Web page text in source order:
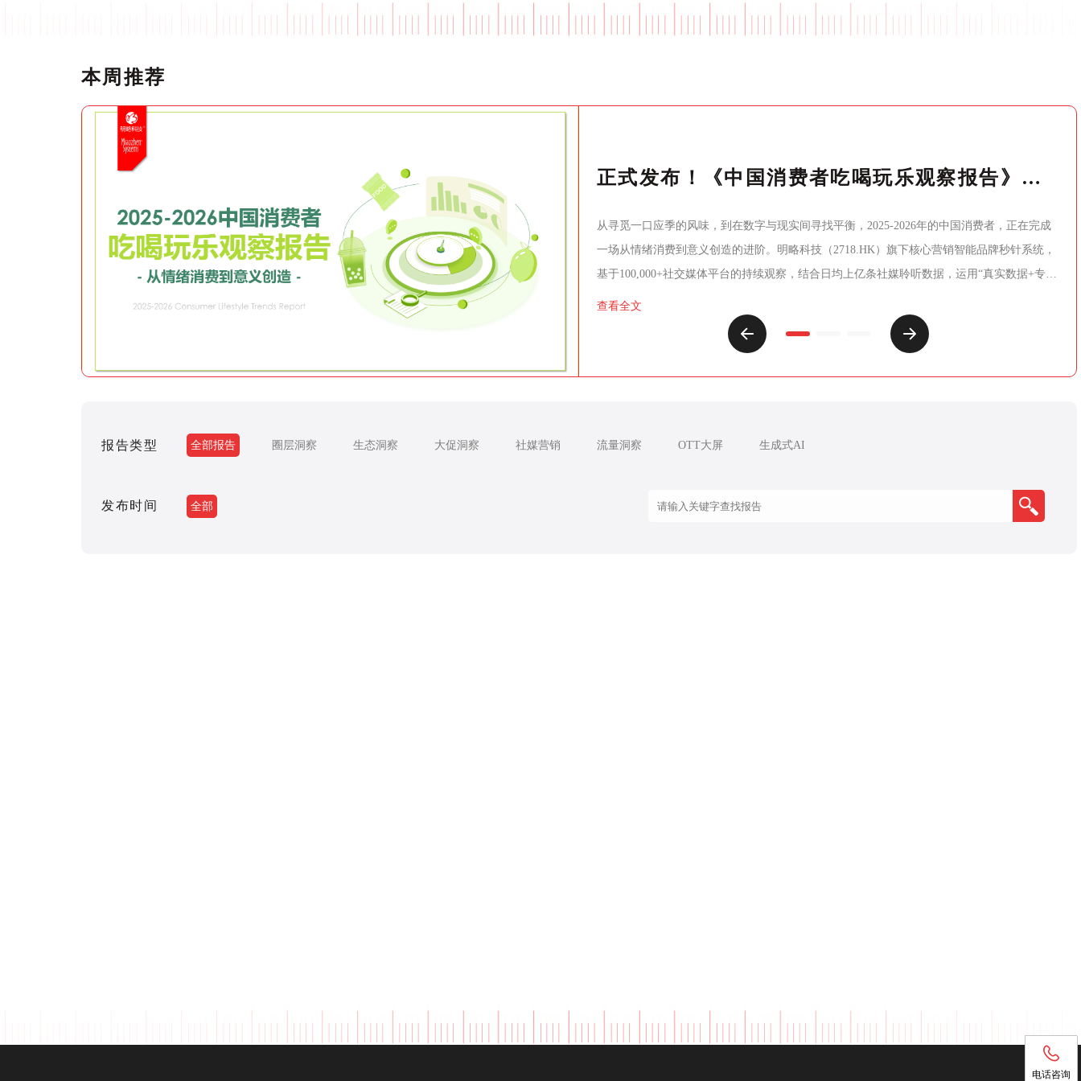
本周推荐
正式发布！《中国消费者吃喝玩乐观察报告》：10大场景复盘，读懂“情绪进阶”下的生意逻辑
从寻觅一口应季的风味，到在数字与现实间寻找平衡，2025-2026年的中国消费者，正在完成
一场从情绪消费到意义创造的进阶。明略科技（2718.HK）旗下核心营销智能品牌秒针系统，
基于100,000+社交媒体平台的持续观察，结合日均上亿条社媒聆听数据，运用“真实数据+专业
洞察+透明方法论+人机协作”的严谨模式，将这届消费者的“吃喝玩乐”做了一次彻底的拆解。
查看全文
报告类型 全部报告 圈层洞察 生态洞察 大促洞察 社媒营销 流量洞察 OTT大屏 生成式AI
发布时间 全部
电话咨询
电话咨询